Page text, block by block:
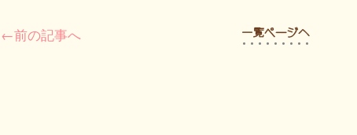
←前の記事へ